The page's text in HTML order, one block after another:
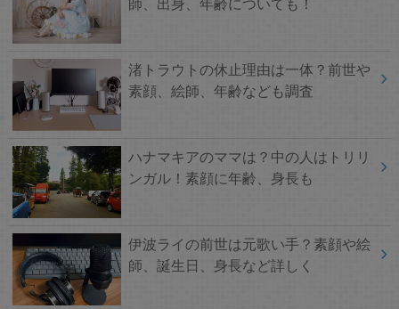
渚トラウトの休止理由は一体？前世や
素顔、絵師、年齢なども調査
ハナマキアのママは？中の人はトリリ
ンガル！素顔に年齢、身長も
伊波ライの前世は元歌い手？素顔や絵
師、誕生日、身長など詳しく